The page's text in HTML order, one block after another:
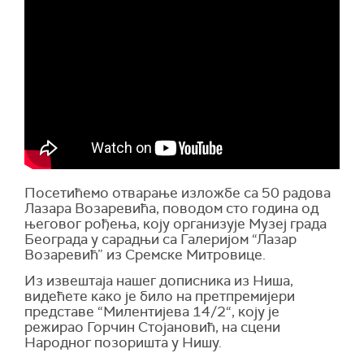
Посетићемо отварање изложбе са 50 радова
Лазара Возаревића, поводом сто година од
његовог рођења, коју организује Музеј града
Београда у сарадњи са Галеријом “Лазар
Возаревић” из Сремске Митровице.
Из извештаја нашег дописника из Ниша,
видећете како је било на претпремијери
представе “Милентијева 14/2“, коју је
режирао Горчин Стојановић, на сцени
Народног позоришта у Нишу.